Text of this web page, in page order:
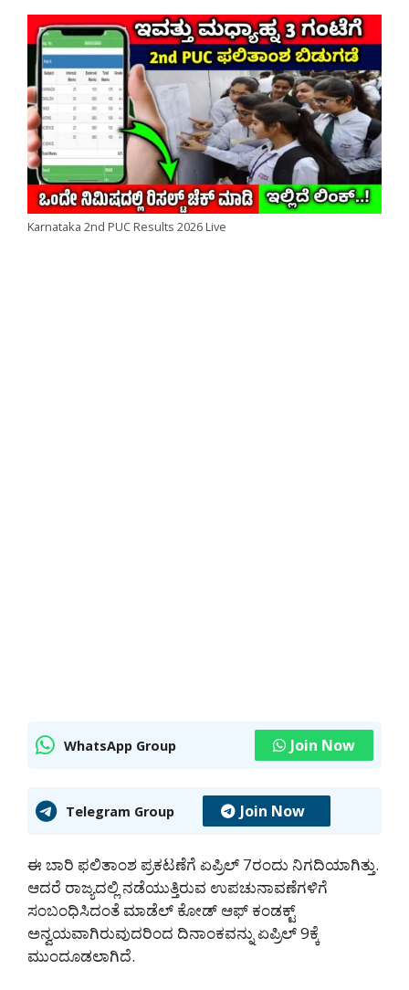
Karnataka 2nd PUC Results 2026 Live
WhatsApp Group Join Now
Telegram Group Join Now
ಈ ಬಾರಿ ಫಲಿತಾಂಶ ಪ್ರಕಟಣೆಗೆ ಏಪ್ರಿಲ್ 7ರಂದು ನಿಗದಿಯಾಗಿತ್ತು.
ಆದರೆ ರಾಜ್ಯದಲ್ಲಿ ನಡೆಯುತ್ತಿರುವ ಉಪಚುನಾವಣೆಗಳಿಗೆ
ಸಂಬಂಧಿಸಿದಂತೆ ಮಾಡೆಲ್ ಕೋಡ್ ಆಫ್ ಕಂಡಕ್ಟ್
ಅನ್ವಯವಾಗಿರುವುದರಿಂದ ದಿನಾಂಕವನ್ನು ಏಪ್ರಿಲ್ 9ಕ್ಕೆ
ಮುಂದೂಡಲಾಗಿದೆ.